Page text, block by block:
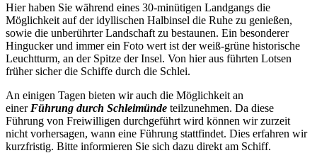
Hier haben Sie während eines 30-minütigen Landgangs die
Möglichkeit auf der idyllischen Halbinsel die Ruhe zu genießen,
sowie die unberührter Landschaft zu bestaunen. Ein besonderer
Hingucker und immer ein Foto wert ist der weiß-grüne historische
Leuchtturm, an der Spitze der Insel. Von hier aus führten Lotsen
früher sicher die Schiffe durch die Schlei.
An einigen Tagen bieten wir auch die Möglichkeit an
einer Führung durch Schleimünde teilzunehmen. Da diese
Führung von Freiwilligen durchgeführt wird können wir zurzeit
nicht vorhersagen, wann eine Führung stattfindet. Dies erfahren wir
kurzfristig. Bitte informieren Sie sich dazu direkt am Schiff.